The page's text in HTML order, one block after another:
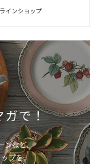
インショップ
ガで！
ンなど、
プを